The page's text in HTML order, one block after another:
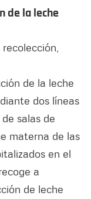
de la leche
de la leche
dos líneas
salas de
materna de las
en el
a
de leche